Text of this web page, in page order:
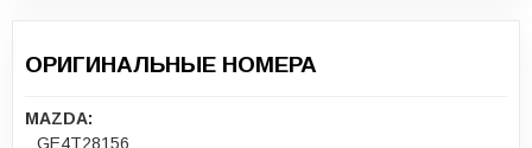
ОРИГИНАЛЬНЫЕ НОМЕРА
MAZDA:
GE4T28156